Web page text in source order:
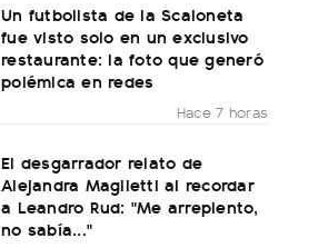
Un futbolista de la Scaloneta
fue visto solo en un exclusivo
restaurante: la foto que generó
polémica en redes
Hace 7 horas
El desgarrador relato de
Alejandra Maglietti al recordar
a Leandro Rud: "Me arrepiento,
no sabía..."